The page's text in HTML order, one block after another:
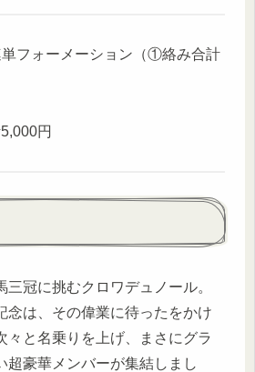
フォーメーション（①絡み合計
円
三冠に挑むクロワデュノール。
念は、その偉業に待ったをかけ
々と名乗りを上げ、まさにグラ
超豪華メンバーが集結しまし